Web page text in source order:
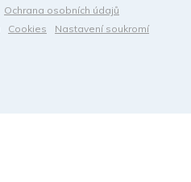
Ochrana osobních údajů
Cookies Nastavení soukromí